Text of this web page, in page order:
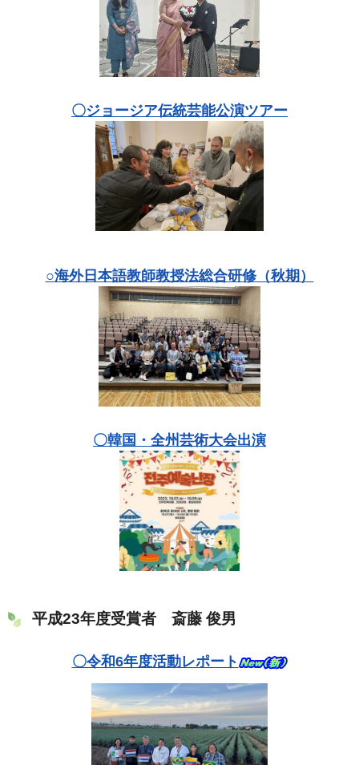
〇ジョージア伝統芸能公演ツアー
○海外日本語教師教授法総合研修（秋期）
〇韓国・全州芸術大会出演
平成23年度受賞者 斎藤 俊男
〇令和6年度活動レポート